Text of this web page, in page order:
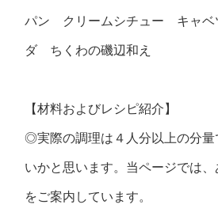
パン クリームシチュー キャベ
ダ ちくわの磯辺和え
【材料およびレシピ紹介】
◎実際の調理は４人分以上の分量
いかと思います。当ページでは
をご案内しています。